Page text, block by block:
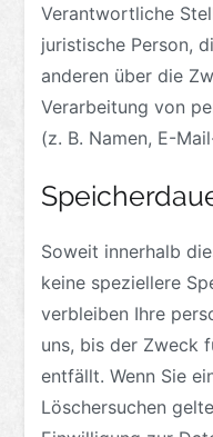
Verantwortliche
juristische Person,
anderen über die
Verarbeitung von
(z. B. Namen, E-
Soweit innerhalb
keine speziellere
verbleiben Ihre
uns, bis der Zweck
entfällt. Wenn Sie
Löschersuchen